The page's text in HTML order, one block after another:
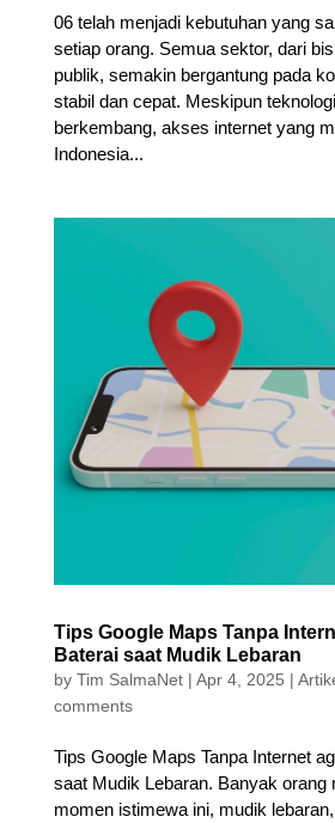
06 telah menjadi kebutuhan yang
setiap orang. Semua sektor, dari
publik, semakin bergantung pada
stabil dan cepat. Meskipun
berkembang, akses internet yang
Indonesia...
Tips Google Maps Tanpa
Baterai saat Mudik Lebaran
by Tim SalmaNet| Apr 4, 2025 |
comments
Tips Google Maps Tanpa Internet
saat Mudik Lebaran. Banyak orang
momen istimewa ini, mudik